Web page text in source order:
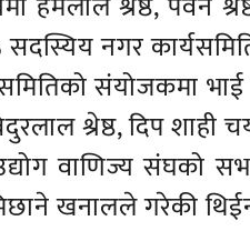
सदस्यिय नगर
संयोजकमा भाई
श्रेष्ठ, दिप
वाणिज्य संघको
खनालले गरेकी